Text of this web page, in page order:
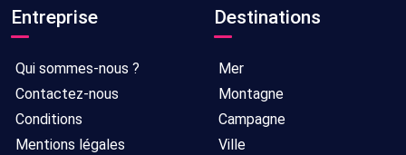
Entreprise
Qui sommes-nous ?
Contactez-nous
Conditions
Mentions légales
Destinations
Mer
Montagne
Campagne
Ville